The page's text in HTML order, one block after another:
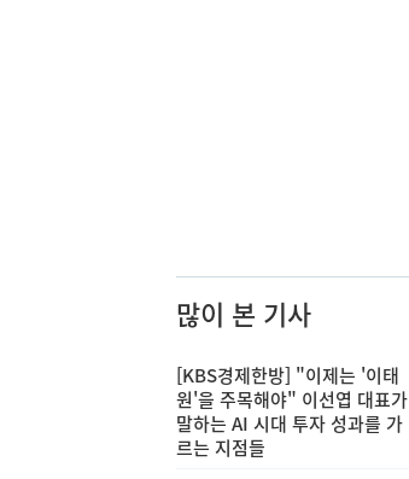
많이 본 기사
[KBS경제한방] "이제는 '이태
원'을 주목해야" 이선엽 대표가
말하는 AI 시대 투자 성과를 가
르는 지점들